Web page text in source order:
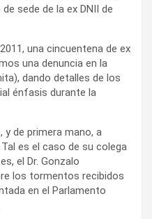
sede de la ex DNII de
una cincuentena de ex
una denuncia en la
dando detalles de los
énfasis durante la
de primera mano, a
es el caso de su colega
el Dr. Gonzalo
los tormentos recibidos
en el Parlamento